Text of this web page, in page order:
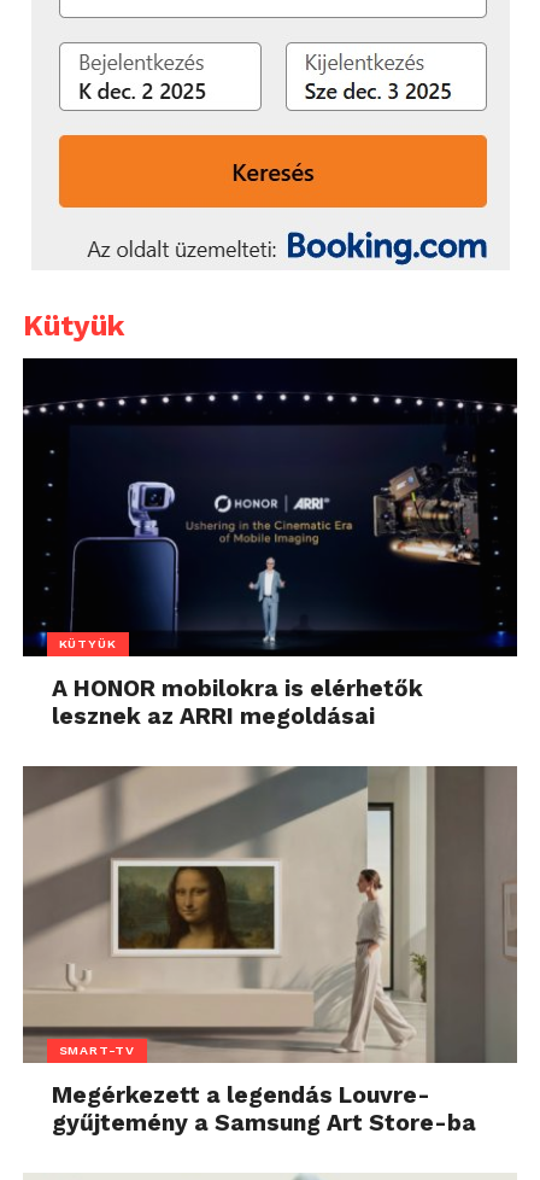
Kütyük
KÜTYÜK
A HONOR mobilokra is elérhetők
lesznek az ARRI megoldásai
SMART-TV
Megérkezett a legendás Louvre-
gyűjtemény a Samsung Art Store-ba